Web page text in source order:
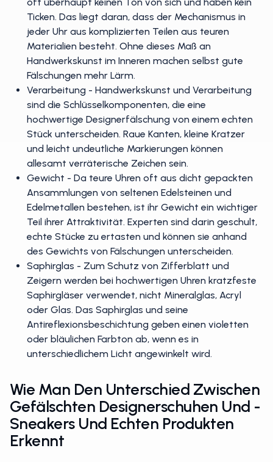
Ticken. Das liegt daran, dass der Mechanismus in
jeder Uhr aus komplizierten Teilen aus teuren
Materialien besteht. Ohne dieses Maß an
Handwerkskunst im Inneren machen selbst gute
Fälschungen mehr Lärm.
Verarbeitung - Handwerkskunst und Verarbeitung
sind die Schlüsselkomponenten, die eine
hochwertige Designerfälschung von einem echten
Stück unterscheiden. Raue Kanten, kleine Kratzer
und leicht undeutliche Markierungen können
allesamt verräterische Zeichen sein.
Gewicht - Da teure Uhren oft aus dicht gepackten
Ansammlungen von seltenen Edelsteinen und
Edelmetallen bestehen, ist ihr Gewicht ein wichtiger
Teil ihrer Attraktivität. Experten sind darin geschult,
echte Stücke zu ertasten und können sie anhand
des Gewichts von Fälschungen unterscheiden.
Saphirglas - Zum Schutz von Zifferblatt und
Zeigern werden bei hochwertigen Uhren kratzfeste
Saphirgläser verwendet, nicht Mineralglas, Acryl
oder Glas. Das Saphirglas und seine
Antireflexionsbeschichtung geben einen violetten
oder bläulichen Farbton ab, wenn es in
unterschiedlichem Licht angewinkelt wird.
Wie Man Den Unterschied Zwischen
Gefälschten Designerschuhen Und -
Sneakers Und Echten Produkten
Erkennt